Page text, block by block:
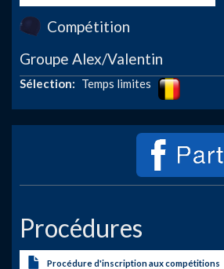
Compétition
Groupe Alex/Valentin
Sélection Temps limites
Image
Procédures
Procédure d'inscription aux compétitions